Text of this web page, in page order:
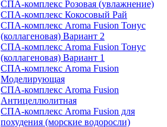
СПА-комплекс Розовая (увлажнение)
СПА-комплекс Кокосовый Рай
СПА-комплекс Aroma Fusion Тонус
(коллагеновая) Вариант 2
СПА-комплекс Aroma Fusion Тонус
(коллагеновая) Вариант 1
СПА-комплекс Aroma Fusion
Моделирующая
СПА-комплекс Aroma Fusion
Антицеллюлитная
СПА-комплекс Aroma Fusion для
похудения (морские водоросли)